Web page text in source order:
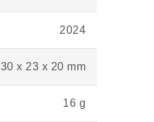
2024
30 x 23 x 20 mm
16 g